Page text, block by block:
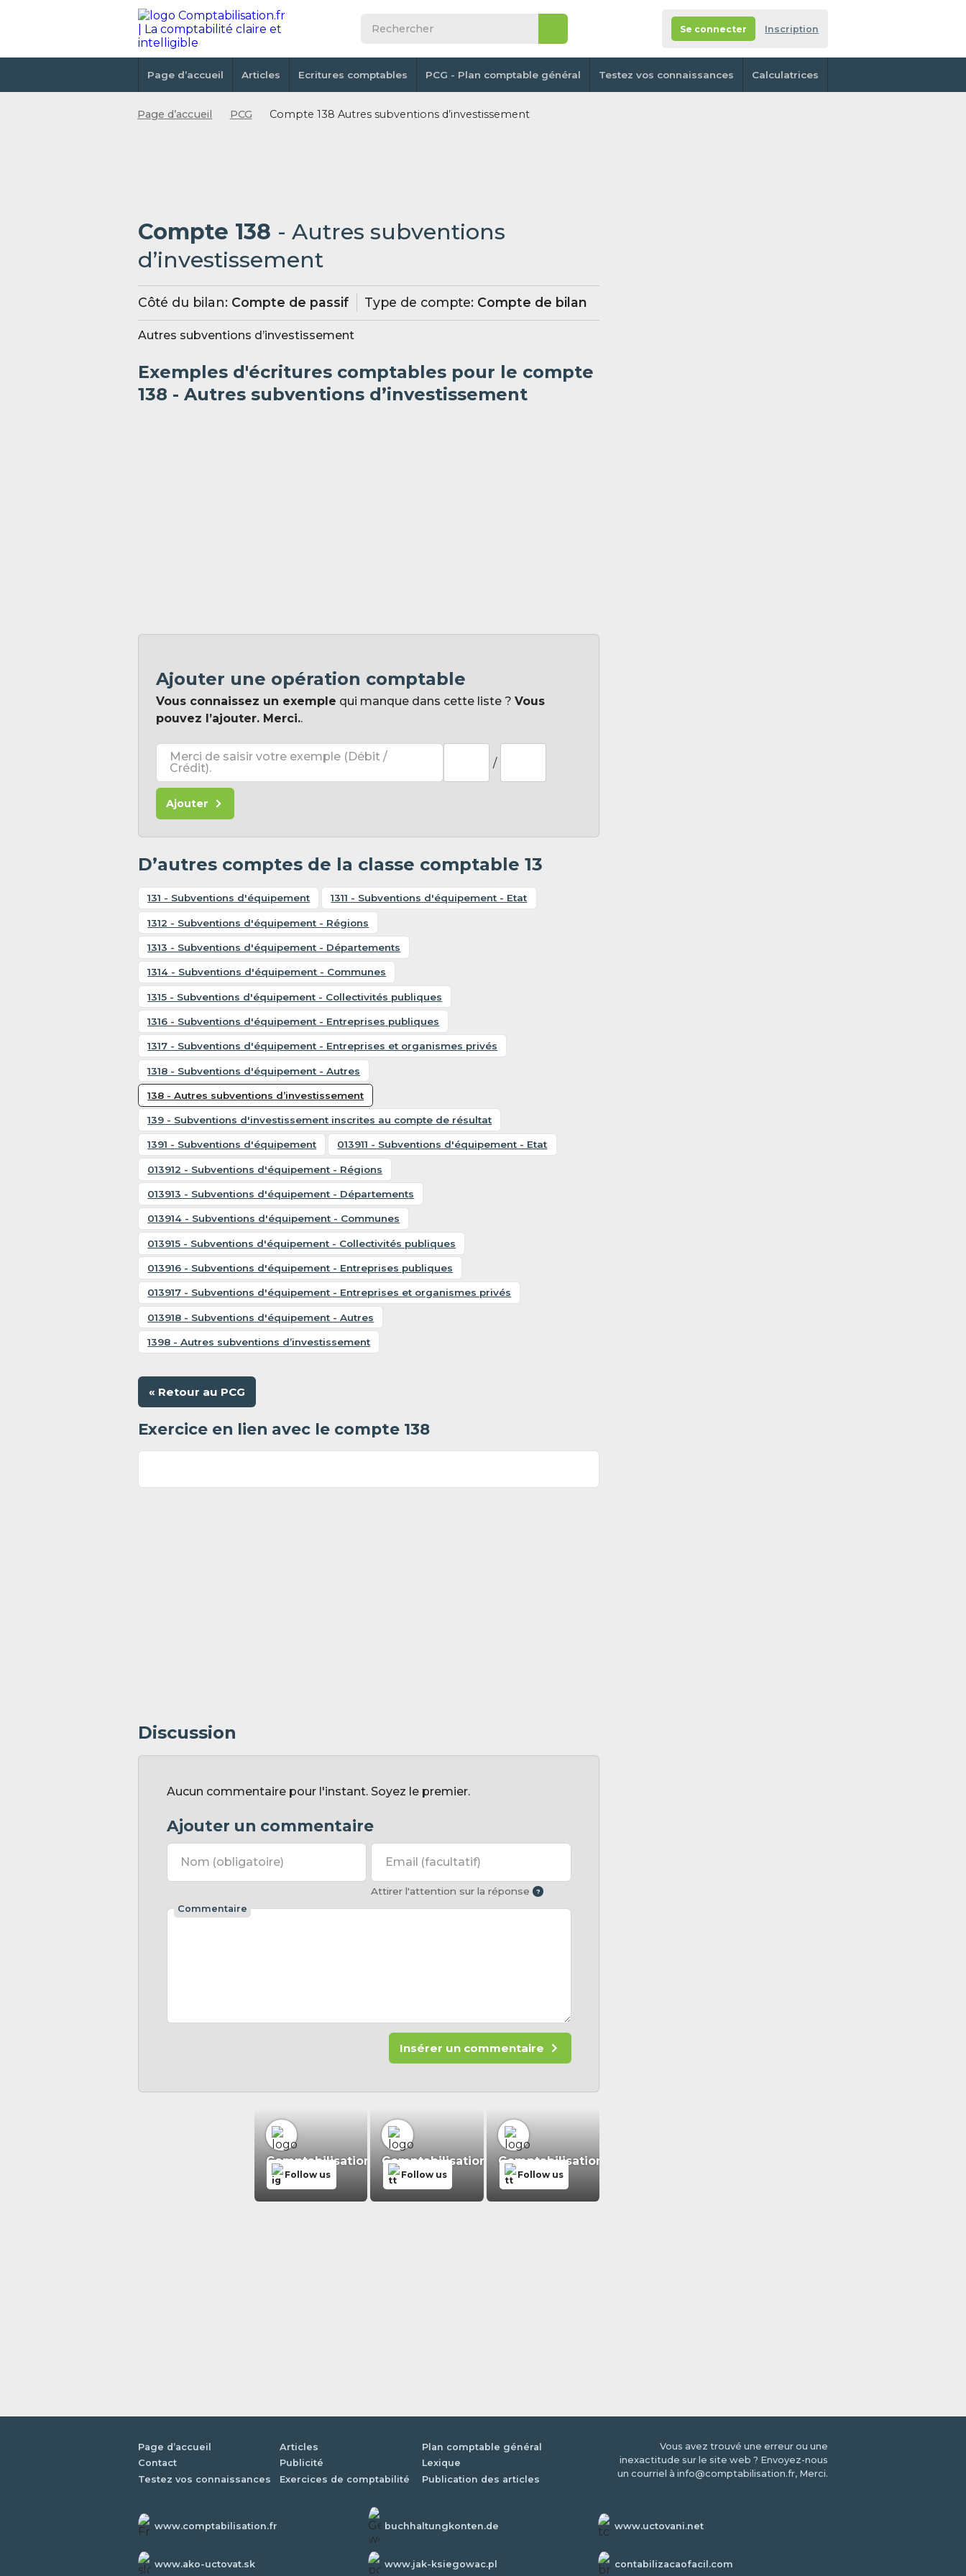
Se connecter Inscription
Page d’accueil Articles Ecritures comptables PCG - Plan comptable général Testez vos connaissances Calculatrices
Page d’accueil PCG Compte 138 Autres subventions d’investissement
Compte 138 - Autres subventions
d’investissement
Côté du bilan: Compte de passif Type de compte: Compte de bilan
Autres subventions d’investissement
Exemples d'écritures comptables pour le compte
138 - Autres subventions d’investissement
Ajouter une opération comptable
Vous connaissez un exemple qui manque dans cette liste ? Vous
pouvez l’ajouter. Merci..
Merci de saisir votre exemple (Débit /
Crédit).
/
Ajouter
D’autres comptes de la classe comptable 13
131 - Subventions d'équipement 1311 - Subventions d'équipement - Etat
1312 - Subventions d'équipement - Régions
1313 - Subventions d'équipement - Départements
1314 - Subventions d'équipement - Communes
1315 - Subventions d'équipement - Collectivités publiques
1316 - Subventions d'équipement - Entreprises publiques
1317 - Subventions d'équipement - Entreprises et organismes privés
1318 - Subventions d'équipement - Autres
138 - Autres subventions d’investissement
139 - Subventions d'investissement inscrites au compte de résultat
1391 - Subventions d'équipement 013911 - Subventions d'équipement - Etat
013912 - Subventions d'équipement - Régions
013913 - Subventions d'équipement - Départements
013914 - Subventions d'équipement - Communes
013915 - Subventions d'équipement - Collectivités publiques
013916 - Subventions d'équipement - Entreprises publiques
013917 - Subventions d'équipement - Entreprises et organismes privés
013918 - Subventions d'équipement - Autres
1398 - Autres subventions d’investissement
« Retour au PCG
Exercice en lien avec le compte 138
Discussion
Aucun commentaire pour l'instant. Soyez le premier.
Ajouter un commentaire
Nom (obligatoire) Email (facultatif)
Attirer l'attention sur la réponse
Commentaire
Insérer un commentaire
Comptabilisation.fr
Follow us
Comptabilisation.fr
Follow us
Comptabilisation.fr
Follow us
Page d’accueil Articles
Plan comptable général
Contact
Publicité
Lexique
Testez vos connaissances
Exercices de comptabilité Publication des articles
Vous avez trouvé une erreur ou une
inexactitude sur le site web ? Envoyez-nous
un courriel à info@comptabilisation.fr, Merci.
www.comptabilisation.fr buchhaltungkonten.de www.uctovani.net
www.ako-uctovat.sk www.jak-ksiegowac.pl contabilizacaofacil.com